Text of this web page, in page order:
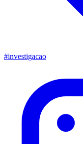
#investigacao